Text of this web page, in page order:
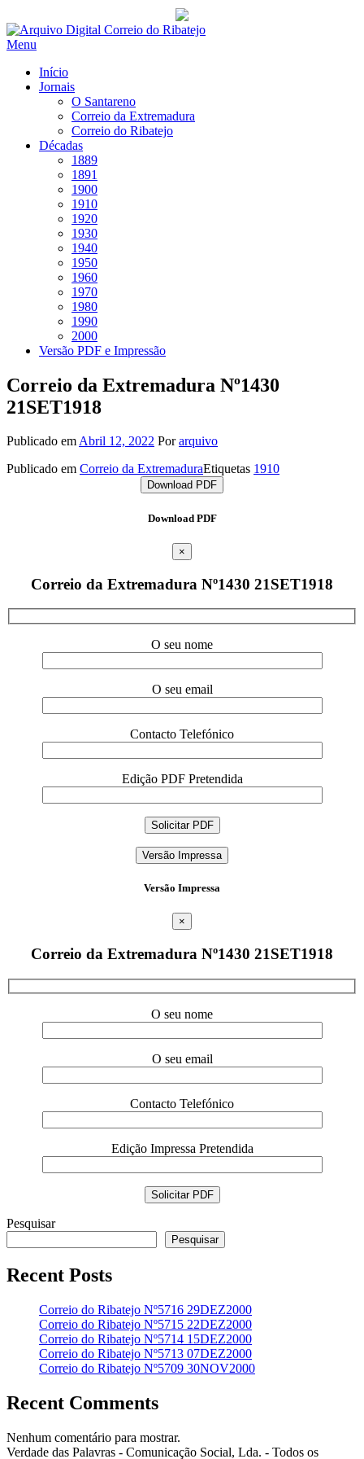
Saltar
para
Menu
Início
Jornais
O Santareno
Correio da Extremadura
Correio do Ribatejo
Décadas
1889
1891
1900
1910
1920
1930
1940
1950
1960
1970
1980
1990
2000
Versão PDF e Impressão
Correio da Extremadura Nº1430
21SET1918
Publicado emAbril 12, 2022 Porarquivo
Publicado em Correio da ExtremaduraEtiquetas 1910
Download PDF
Download PDF
×
Correio da Extremadura Nº1430 21SET1918
O seu nome
O seu email
Contacto Telefónico
Edição PDF Pretendida
Versão Impressa
Versão Impressa
×
Correio da Extremadura Nº1430 21SET1918
O seu nome
O seu email
Contacto Telefónico
Edição Impressa Pretendida
Pesquisar
Pesquisar
Recent Posts
Correio do Ribatejo Nº5716 29DEZ2000
Correio do Ribatejo Nº5715 22DEZ2000
Correio do Ribatejo Nº5714 15DEZ2000
Correio do Ribatejo Nº5713 07DEZ2000
Correio do Ribatejo Nº5709 30NOV2000
Recent Comments
Nenhum comentário para mostrar.
Verdade das Palavras - Comunicação Social, Lda. - Todos os